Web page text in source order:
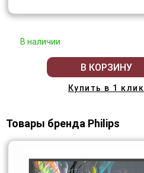
В наличии
В КОРЗИНУ
Купить в 1 клик
Товары бренда Philips